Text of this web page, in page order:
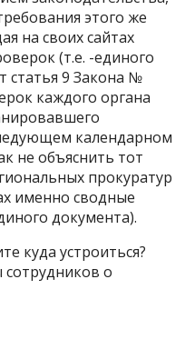
этого же
на своих сайтах
(т.е. -единого
статья 9 Закона №
каждого органа
календарном
не объяснить тот
прокуратур
именно сводные
документа).
куда устроиться?
о